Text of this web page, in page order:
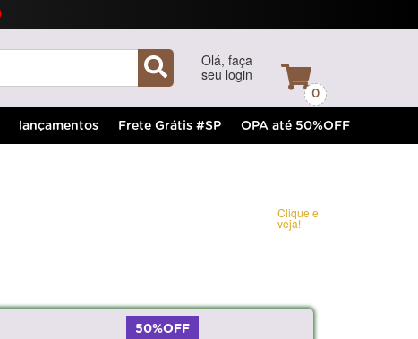
Olá, faça
seu login
0
lançamentos Frete Grátis #SP OPA até 50%OFF
Clique e
veja!
50%OFF